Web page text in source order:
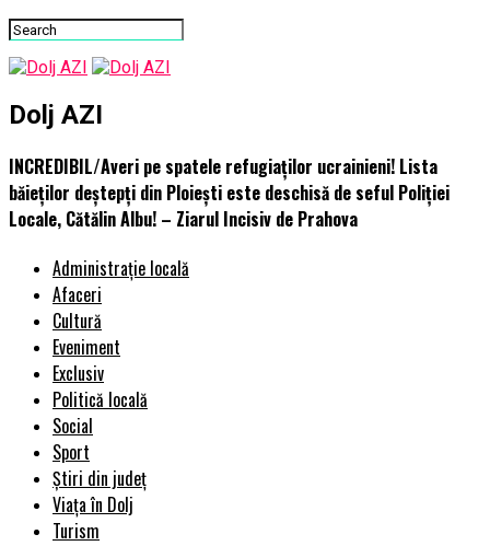
Dolj AZI
INCREDIBIL/Averi pe spatele refugiaţilor ucrainieni! Lista
băieţilor deştepţi din Ploieşti este deschisă de seful Poliţiei
Locale, Cătălin Albu! – Ziarul Incisiv de Prahova
Administrație locală
Afaceri
Cultură
Eveniment
Exclusiv
Politică locală
Social
Sport
Știri din județ
Viața în Dolj
Turism